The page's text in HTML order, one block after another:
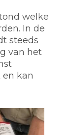
welke
In de
steeds
van het
kan